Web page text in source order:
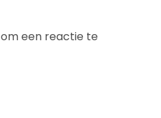
om een reactie te